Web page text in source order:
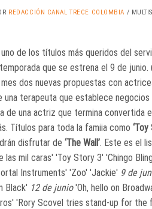
REDACCIÓN CANAL TRECE COLOMBIA /
de los títulos más queridos del
que se estrena el 9 de junio.
dos nuevas propuestas con
una terapeuta que establece
de una actriz que termina
Títulos para toda la famiia como
disfrutar de ‘The Wall’. Este es el
las mil caras' 'Toy Story 3' 'Chingo
Instruments' 'Zoo' 'Jackie' 9 de
Black' 12 de junio'Oh, hello on
'Rory Scovel tries stand-up for the